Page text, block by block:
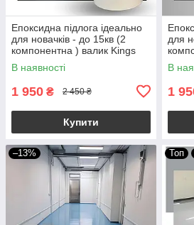
Епоксидна підлога ідеально
для новачків - до 15кв (2
компонентна ) валик Kings
Grafit
В наявності
1 950 ₴ 2 450 ₴
Купити
для
Бiла
В
1
–13% Топ